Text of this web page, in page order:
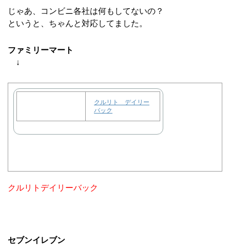
じゃあ、コンビニ各社は何もしてないの？
というと、ちゃんと対応してました。
ファミリーマート
↓
クルリト デイリー
バック
クルリトデイリーバック
セブンイレブン